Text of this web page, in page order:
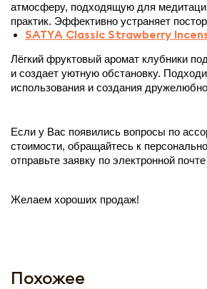
атмосферу, подходящую для
практик. Эффективно устраняет
SATYA Classic Strawberry
Лёгкий фруктовый аромат клубники
и создает уютную обстановку.
использования и создания
Если у Вас появились вопросы по
стоимости, обращайтесь к
отправьте заявку по электронной почте
Желаем хороших продаж!
Похожее